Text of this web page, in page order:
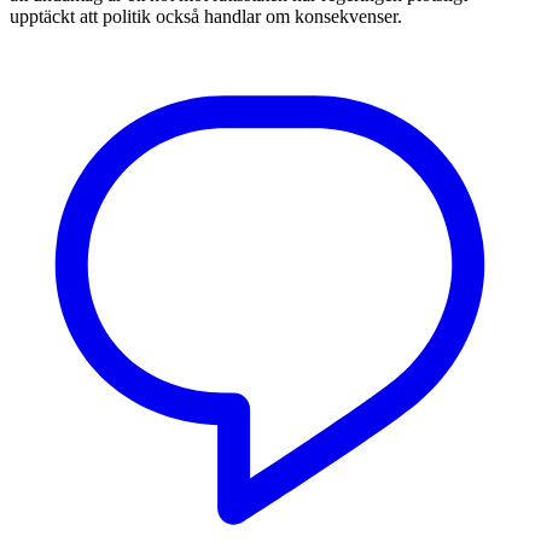
upptäckt att politik också handlar om konsekvenser.